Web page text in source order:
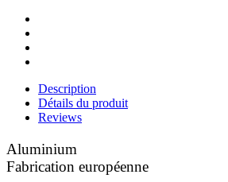
Description
Détails du produit
Reviews
Aluminium
Fabrication européenne